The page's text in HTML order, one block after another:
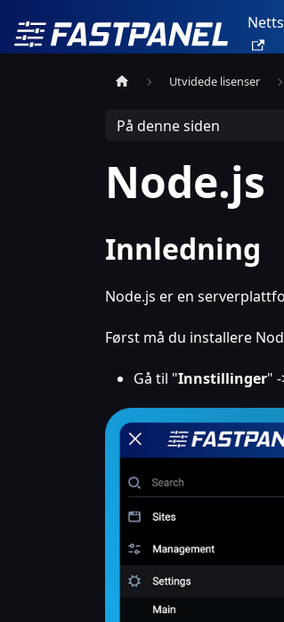
Utvidede lisenser
På denne siden
Node.js
Innledning
Node.js er en
Først må du installere
Gå til "Innstillinger"